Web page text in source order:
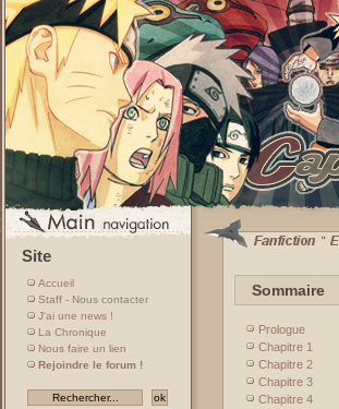
Site
Accueil
Staff - Nous contacter
J'ai une news !
La Chronique
Nous faire un lien
Rejoindre le forum !
Sommaire
Prologue
Chapitre 1
Chapitre 2
Chapitre 3
Chapitre 4